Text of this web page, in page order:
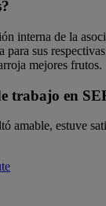
interna de la
para sus
mejores frutos.
trabajo en
amable, estuve